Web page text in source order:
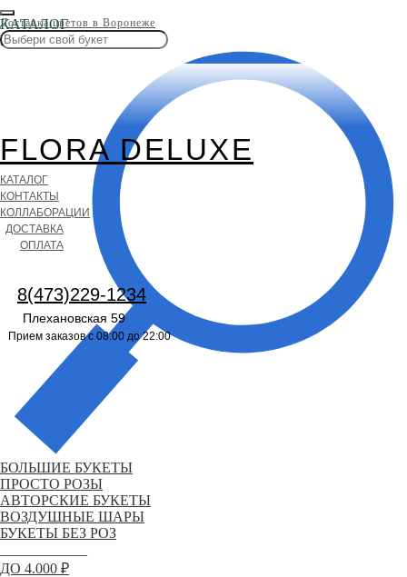
КАТАЛОГ
ЦВЕТОВ
Доставка цветов в Воронеже
БОЛЬШИЕ БУКЕТЫ
ПРОСТО РОЗЫ
АВТОРСКИЕ БУКЕТЫ
ВОЗДУШНЫЕ ШАРЫ
БУКЕТЫ БЕЗ РОЗ
ДО 4.000 ₽
FLORA DELUXE
КАТАЛОГ
КОНТАКТЫ
КОЛЛАБОРАЦИИ
ДОСТАВКА
ОПЛАТА
8(473)229-1234
Плехановская 59
Прием заказов с 08:00 до 22:00